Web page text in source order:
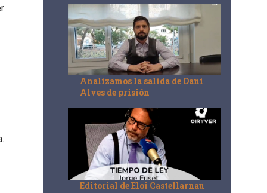
Analizamos la salida de Dani
Alves de prisión
Editorial de Eloi Castellarnau